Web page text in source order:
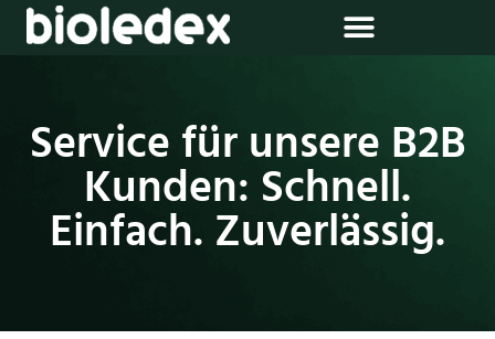
Service für unsere B2B
Kunden: Schnell.
Einfach. Zuverlässig.